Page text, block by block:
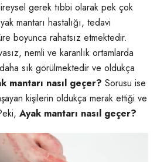
gerek tıbbi olarak pek çok
mantarı hastalığı, tedavi
boyunca rahatsız etmektedir.
nemli ve karanlık ortamlarda
sık görülmektedir ve oldukça
mantarı nasıl geçer? Sorusu ise
kişilerin oldukça merak ettiği ve
Ayak mantarı nasıl geçer?